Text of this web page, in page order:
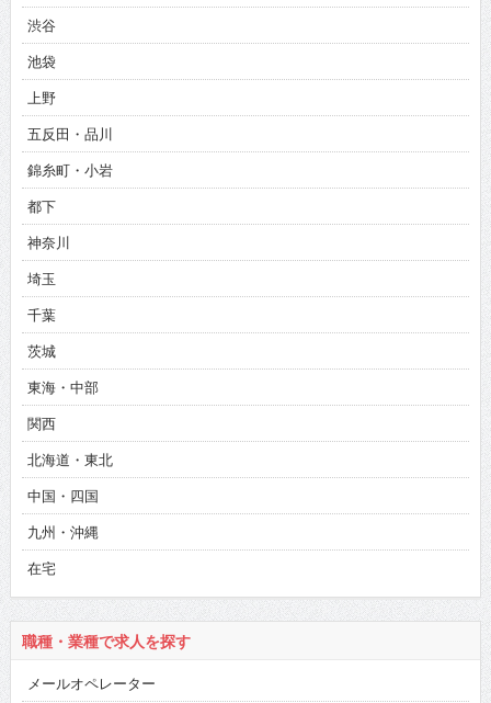
渋谷
池袋
上野
五反田・品川
錦糸町・小岩
都下
神奈川
埼玉
千葉
茨城
東海・中部
関西
北海道・東北
中国・四国
九州・沖縄
在宅
職種・業種で求人を探す
メールオペレーター